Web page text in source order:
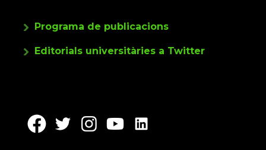
Programa de publicacions
Editorials universitàries a Twitter